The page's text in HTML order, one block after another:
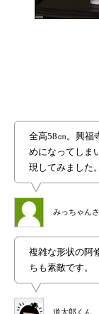
みっちゃん
全高58㎝。興福
めになってしま
現してみました。
道太郎くん
複雑な形状の阿
ちも素敵です。